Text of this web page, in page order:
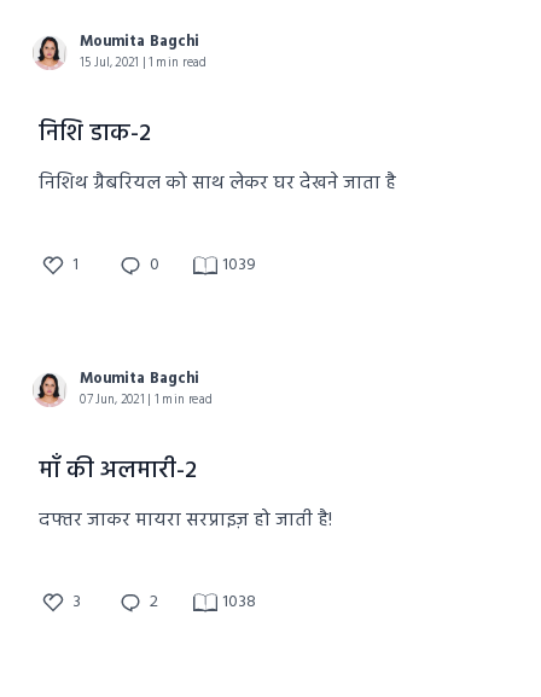
Moumita Bagchi
15 Jul, 2021 | 1 min read
निशि डाक-2
निशिथ ग्रैबरियल को साथ लेकर घर देखने जाता है
1 0 1039
Moumita Bagchi
07 Jun, 2021 | 1 min read
माँ की अलमारी-2
दफ्तर जाकर मायरा सरप्राइज़ हो जाती है!
3 2 1038